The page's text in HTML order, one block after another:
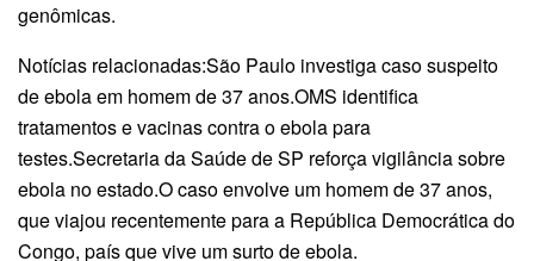
genômicas.
Notícias relacionadas:São Paulo investiga caso suspeito
de ebola em homem de 37 anos.OMS identifica
tratamentos e vacinas contra o ebola para
testes.Secretaria da Saúde de SP reforça vigilância sobre
ebola no estado.O caso envolve um homem de 37 anos,
que viajou recentemente para a República Democrática do
Congo, país que vive um surto de ebola.